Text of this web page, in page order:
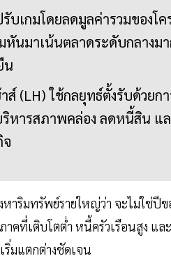
บเกมโดยลดมูลค่ารวมของโ
หันมาเน้นตลาดระดับกลางม
น
(LH) ใช้กลยุทธ์ตั้งรับด้วยก
ริหารสภาพคล่อง ลดหนี้สิน แ
าริมทรัพย์รายใหญ่ว่า จะไม่ใช่ปี
คที่เติบโตต่ำ หนี้ครัวเรือนสูง แ
ริ่มแตกต่างชัดเจน